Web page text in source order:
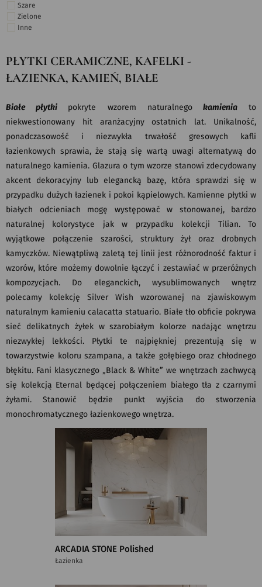
Szare
Zielone
Inne
PŁYTKI CERAMICZNE, KAFELKI -
ŁAZIENKA, KAMIEŃ, BIAŁE
Białe płytki pokryte wzorem naturalnegokamieniato
niekwestionowany hit aranżacyjny ostatnich lat. Unikalność,
ponadczasowość i niezwykła trwałość gresowych kafli
łazienkowych sprawia, że stają się wartą uwagi alternatywą do
naturalnego kamienia. Glazura o tym wzorze stanowi zdecydowany
akcent dekoracyjny lub elegancką bazę, która sprawdzi się w
przypadku dużych łazienek i pokoi kąpielowych. Kamienne płytki w
białych odcieniach mogę występować w stonowanej, bardzo
naturalnej kolorystyce jak w przypadku kolekcji Tilian. To
wyjątkowe połączenie szarości, struktury żył oraz drobnych
kamyczków. Niewątpliwą zaletą tej linii jest różnorodność faktur i
wzorów, które możemy dowolnie łączyć i zestawiać w przeróżnych
kompozycjach. Do eleganckich, wysublimowanych wnętrz
polecamy kolekcję Silver Wish wzorowanej na zjawiskowym
naturalnym kamieniu calacatta statuario. Białe tło obficie pokrywa
sieć delikatnych żyłek w szarobiałym kolorze nadając wnętrzu
niezwykłej lekkości. Płytki te najpiękniej prezentują się w
towarzystwie koloru szampana, a także gołębiego oraz chłodnego
błękitu. Fani klasycznego „Black & White” we wnętrzach zachwycą
się kolekcją Eternal będącej połączeniem białego tła z czarnymi
żyłami. Stanowić będzie punkt wyjścia do stworzenia
monochromatycznego łazienkowego wnętrza.
ARCADIA STONE Polished
Łazienka